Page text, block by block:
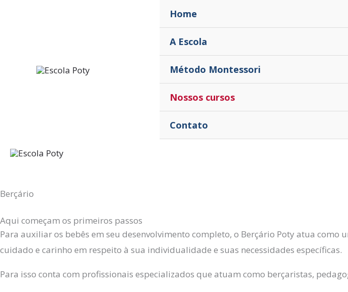
Home
A Escola
Método Montessori
Nossos cursos
Contato
Berçário
Aqui começam os primeiros passos
Para auxiliar os bebês em seu desenvolvimento completo, o Berçário Poty atua
cuidado e carinho em respeito à sua individualidade e suas necessidades específicas.
Para isso conta com profissionais especializados que atuam como berçaristas,